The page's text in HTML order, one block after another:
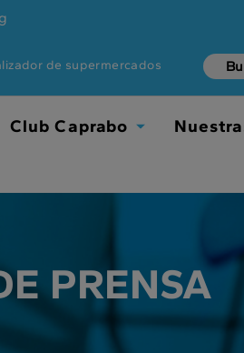
de supermercados
Club Caprabo
PRENSA